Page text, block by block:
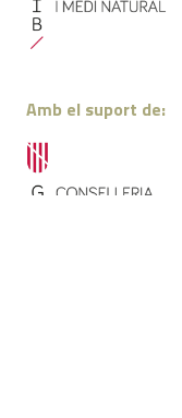
Amb el suport de: